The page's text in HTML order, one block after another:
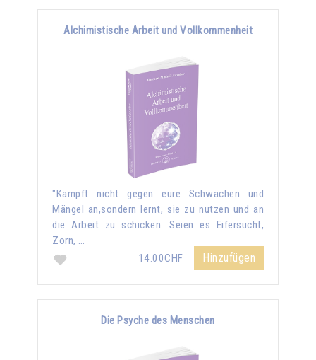
Alchimistische Arbeit und Vollkommenheit
"Kämpft nicht gegen eure Schwächen und
Mängel an,sondern lernt, sie zu nutzen und an
die Arbeit zu schicken. Seien es Eifersucht,
Zorn, …
14.00CHF
Hinzufügen
Die Psyche des Menschen